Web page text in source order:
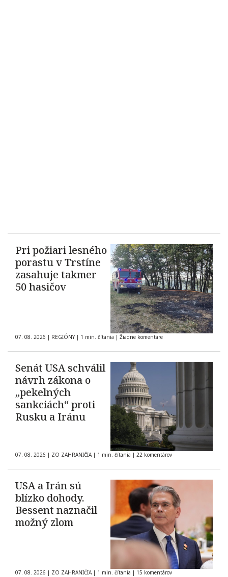
Pri požiari lesného
porastu v Trstíne
zasahuje takmer
50 hasičov
07. 08. 2026 | REGIÓNY | 1 min. čítania | Žiadne komentáre
Senát USA schválil
návrh zákona o
„pekelných
sankciách“ proti
Rusku a Iránu
07. 08. 2026 | ZO ZAHRANIČIA | 1 min. čítania | 22 komentárov
USA a Irán sú
blízko dohody.
Bessent naznačil
možný zlom
07. 08. 2026 | ZO ZAHRANIČIA | 1 min. čítania | 15 komentárov